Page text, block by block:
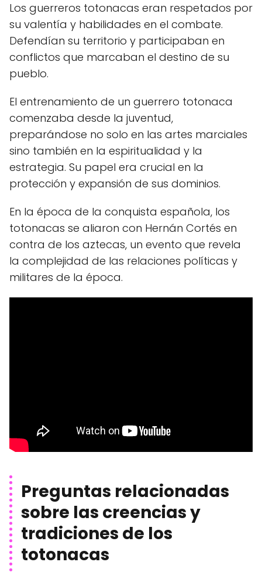
Los guerreros totonacas eran respetados por
su valentía y habilidades en el combate.
Defendían su territorio y participaban en
conflictos que marcaban el destino de su
pueblo.
El entrenamiento de un guerrero totonaca
comenzaba desde la juventud,
preparándose no solo en las artes marciales
sino también en la espiritualidad y la
estrategia. Su papel era crucial en la
protección y expansión de sus dominios.
En la época de la conquista española, los
totonacas se aliaron con Hernán Cortés en
contra de los aztecas, un evento que revela
la complejidad de las relaciones políticas y
militares de la época.
Preguntas relacionadas
sobre las creencias y
tradiciones de los
totonacas